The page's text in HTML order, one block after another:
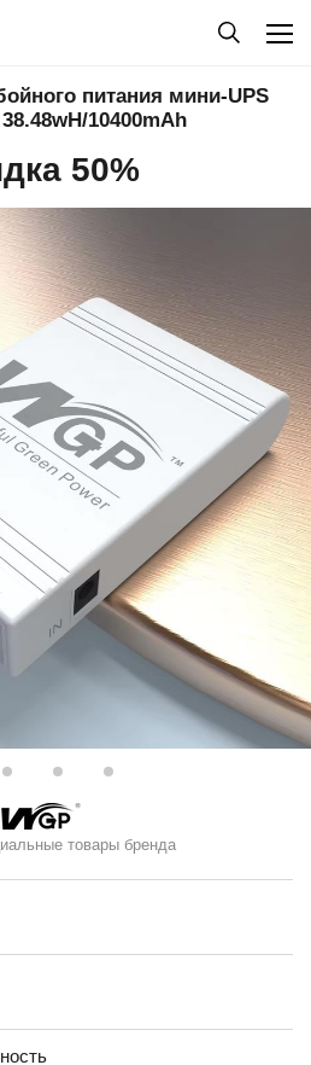
питания мини-UPS
10400mAh
50%
товары бренда